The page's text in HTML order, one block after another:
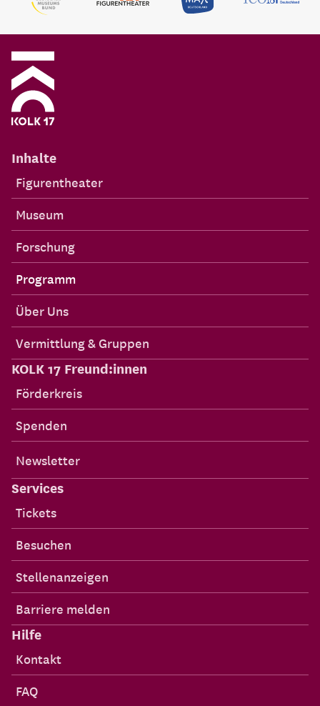
Inhalte
Figurentheater
Museum
Forschung
Programm
Über Uns
Vermittlung & Gruppen
KOLK 17 Freund:innen
Förderkreis
Spenden
Newsletter
Services
Tickets
Besuchen
Stellenanzeigen
Barriere melden
Hilfe
Kontakt
FAQ